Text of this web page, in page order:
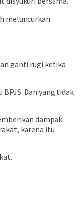
meluncurkan
ganti rugi ketika
Dan yang tidak
dampak
karena itu